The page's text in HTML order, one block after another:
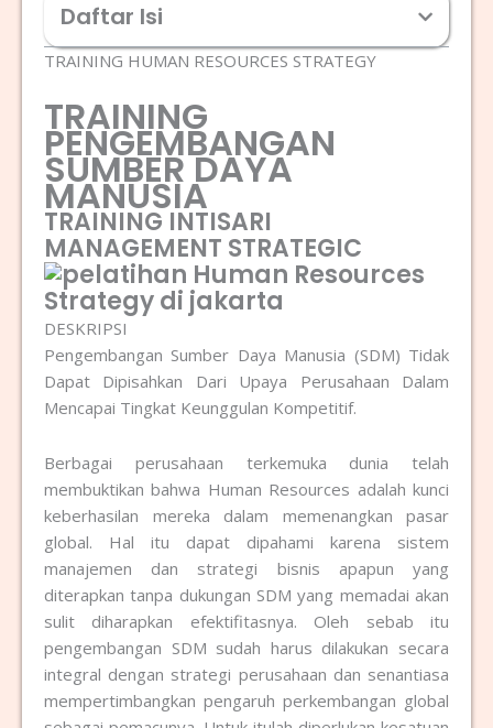
Daftar Isi
TRAINING HUMAN RESOURCES STRATEGY
TRAINING
PENGEMBANGAN
SUMBER DAYA
MANUSIA
TRAINING INTISARI
MANAGEMENT STRATEGIC
DESKRIPSI
Pengembangan Sumber Daya Manusia (SDM) Tidak
Dapat Dipisahkan Dari Upaya Perusahaan Dalam
Mencapai Tingkat Keunggulan Kompetitif.
Berbagai perusahaan terkemuka dunia telah
membuktikan bahwa Human Resources adalah kunci
keberhasilan mereka dalam memenangkan pasar
global. Hal itu dapat dipahami karena sistem
manajemen dan strategi bisnis apapun yang
diterapkan tanpa dukungan SDM yang memadai akan
sulit diharapkan efektifitasnya. Oleh sebab itu
pengembangan SDM sudah harus dilakukan secara
integral dengan strategi perusahaan dan senantiasa
mempertimbangkan pengaruh perkembangan global